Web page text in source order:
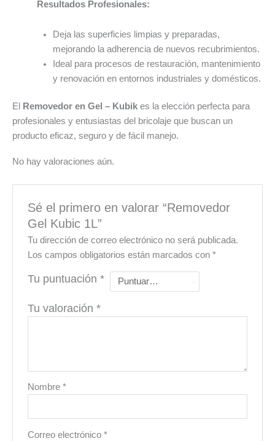
Resultados Profesionales:
Deja las superficies limpias y preparadas,
mejorando la adherencia de nuevos recubrimientos.
Ideal para procesos de restauración, mantenimiento
y renovación en entornos industriales y domésticos.
El Removedor en Gel – Kubik es la elección perfecta para
profesionales y entusiastas del bricolaje que buscan un
producto eficaz, seguro y de fácil manejo.
No hay valoraciones aún.
Sé el primero en valorar “Removedor
Gel Kubic 1L”
Tu dirección de correo electrónico no será publicada.
Los campos obligatorios están marcados con*
Tu puntuación*
Tu valoración*
Nombre*
Correo electrónico*